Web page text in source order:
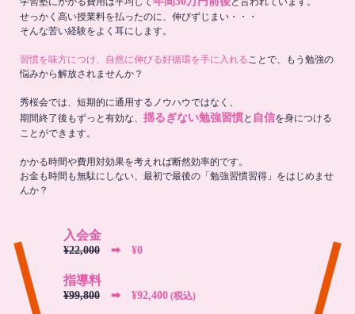
せっかく高い授業料を払ったのに、伸びずじまい・・・
そんな苦い経験をよく耳にします。
習慣を味方につけ、自然に伸びる好循環を手に入れることで、もう勉強の
悩みから解放されませんか？
秀桜会では、短期的に通用するノウハウではなく、
期間終了後もずっと有効な、 揺るぎない勉強習慣と 自信を身につける
ことができます。
かかる時間や費用対効果を考えれば断然効率的です。
お金も時間も無駄にしない、最初で最後の「勉強習慣習得」をはじめませ
んか？
入会金
¥22,000 ➡︎ ¥0
指導料
¥99,800 ➡︎ ¥92,400 (税込)